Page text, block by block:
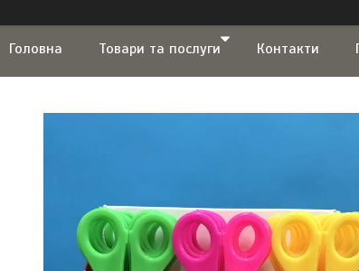
Головна Товари та послуги Контакти